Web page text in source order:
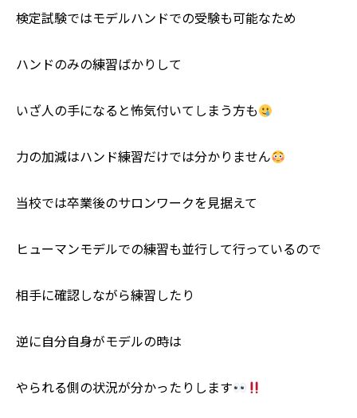
検定試験ではモデルハンドでの受験も可能なため
ハンドのみの練習ばかりして
いざ人の手になると怖気付いてしまう方も
力の加減はハンド練習だけでは分かりません
当校では卒業後のサロンワークを見据えて
ヒューマンモデルでの練習も並行して行っているので
相手に確認しながら練習したり
逆に自分自身がモデルの時は
やられる側の状況が分かったりします